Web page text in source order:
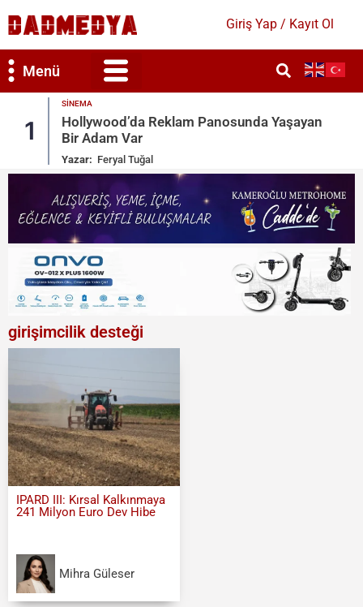
Giriş Yap / Kayıt Ol
Menü
Yaşayan 2
Kate Beckinsale’e Acımasız
Yazar:
girişimcilik desteği
IPARD III: Kırsal Kalkınmaya
241 Milyon Euro Dev Hibe
Mihra Güleser